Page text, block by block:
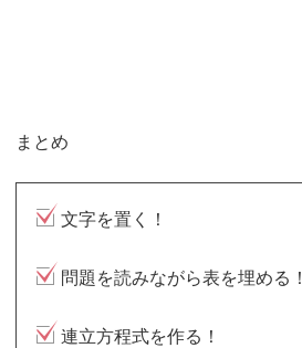
まとめ
文字を置く！
問題を読みながら表を埋める！
連立方程式を作る！